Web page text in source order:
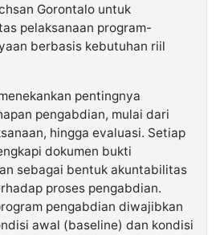
Gorontalo untuk
pelaksanaan program-
berbasis kebutuhan riil
pentingnya
pengabdian, mulai dari
hingga evaluasi. Setiap
dokumen bukti
sebagai bentuk akuntabilitas
proses pengabdian.
pengabdian diwajibkan
awal (baseline) dan kondisi